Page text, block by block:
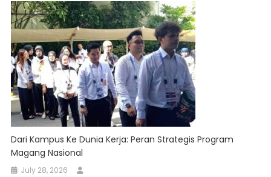
Dari Kampus Ke Dunia Kerja: Peran Strategis Program
Magang Nasional
July 28, 2026